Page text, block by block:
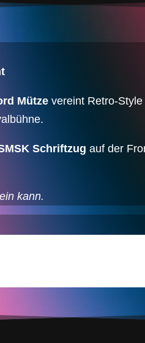
Mütze vereint Retro-
Schriftzug auf der
kann.